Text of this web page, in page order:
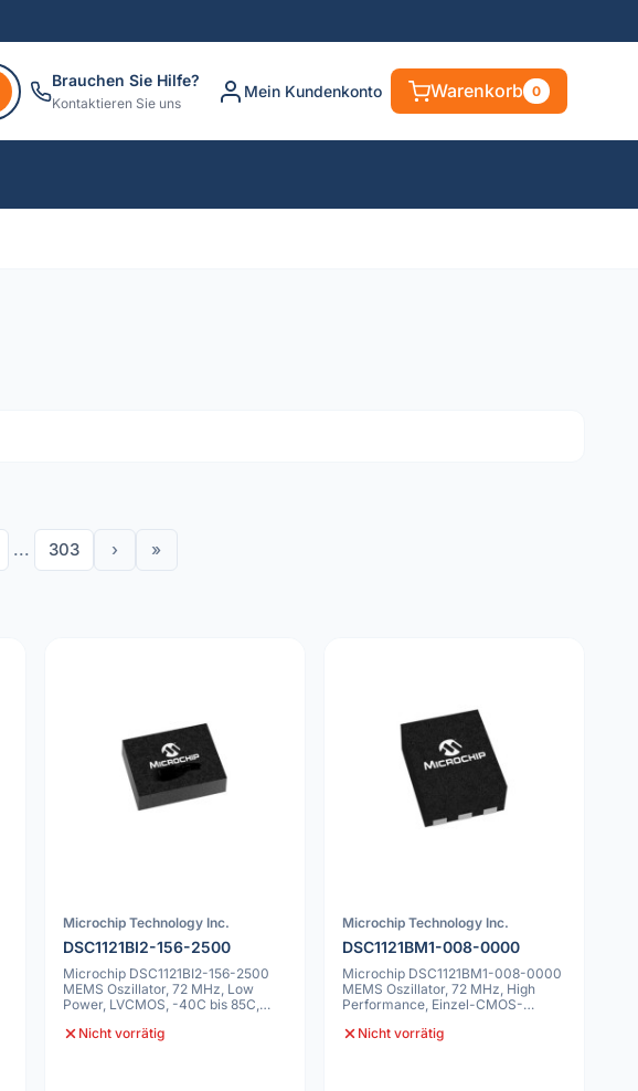
Brauchen Sie Hilfe?
Kontaktieren Sie uns
Mein Kundenkonto Warenkorb 0
... 303 › »
Microchip Technology Inc.
DSC1121BI2-156-2500
Microchip DSC1121BI2-156-2500
MEMS Oszillator, 72 MHz, Low
Power, LVCMOS, -40C bis 85C,
Nicht vorrätig
Microchip Technology Inc.
DSC1121BM1-008-0000
Microchip DSC1121BM1-008-0000
MEMS Oszillator, 72 MHz, High
Performance, Einzel-CMOS-
Nicht vorrätig